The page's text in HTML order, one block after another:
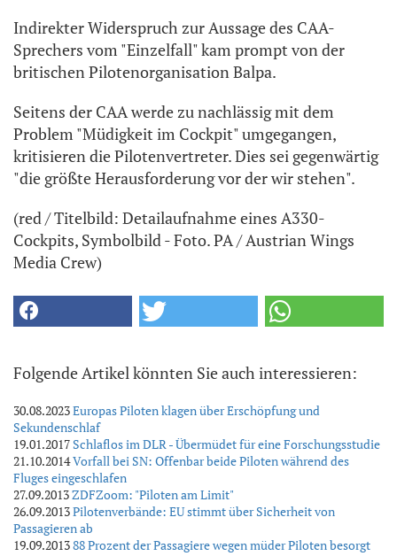
Indirekter Widerspruch zur Aussage des CAA-
Sprechers vom "Einzelfall" kam prompt von der
britischen Pilotenorganisation Balpa.
Seitens der CAA werde zu nachlässig mit dem
Problem "Müdigkeit im Cockpit" umgegangen,
kritisieren die Pilotenvertreter. Dies sei gegenwärtig
"die größte Herausforderung vor der wir stehen".
(red / Titelbild: Detailaufnahme eines A330-
Cockpits, Symbolbild - Foto. PA / Austrian Wings
Media Crew)
Folgende Artikel könnten Sie auch interessieren:
30.08.2023Europas Piloten klagen über Erschöpfung und
Sekundenschlaf
19.01.2017 Schlaflos im DLR - Übermüdet für eine Forschungsstudie
21.10.2014Vorfall bei SN: Offenbar beide Piloten während des
Fluges eingeschlafen
27.09.2013ZDFZoom: "Piloten am Limit"
26.09.2013Pilotenverbände: EU stimmt über Sicherheit von
Passagieren ab
19.09.201388 Prozent der Passagiere wegen müder Piloten besorgt